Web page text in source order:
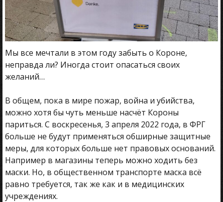
Мы все мечтали в этом году забыть о Короне,
неправда ли? Иногда стоит опасаться своих
желаний…
В общем, пока в мире пожар, война и убийства,
можно хотя бы чуть меньше насчёт Короны
париться. С воскресенья, 3 апреля 2022 года, в ФРГ
больше не будут применяться обширные защитные
меры, для которых больше нет правовых оснований.
Например в магазины теперь можно ходить без
маски. Но, в общественном транспорте маска всё
равно требуется, так же как и в медицинских
учреждениях.